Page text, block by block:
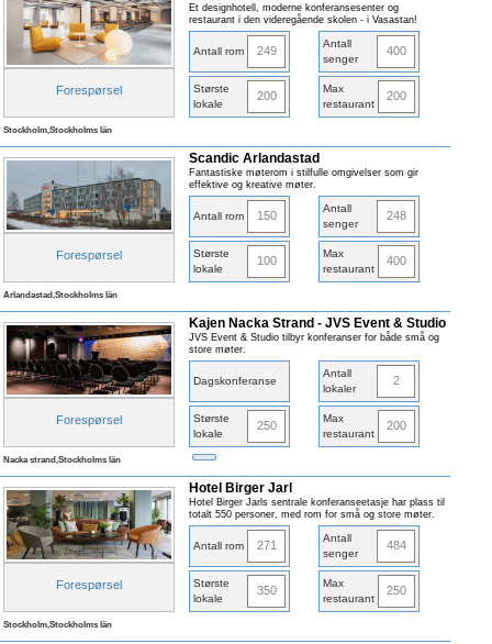
Forespørsel
Et designhotell, moderne konferansesenter og
restaurant i den videregående skolen - i Vasastan!
Antall rom 249
Antall
senger
400
Største
lokale
200
Max
restaurant
200
Stockholm,Stockholms län
Forespørsel
Scandic Arlandastad
Fantastiske møterom i stilfulle omgivelser som gir
effektive og kreative møter.
Antall rom 150
Antall
senger
248
Største
lokale
100
Max
restaurant
400
Arlandastad,Stockholms län
Forespørsel
Kajen Nacka Strand - JVS Event & Studio
JVS Event & Studio tilbyr konferanser for både små og
store møter.
Dagskonferanse
Antall
lokaler
2
Største
lokale
250
Max
restaurant
200
Nacka strand,Stockholms län
Forespørsel
Hotel Birger Jarl
Hotel Birger Jarls sentrale konferanseetasje har plass til
totalt 550 personer, med rom for små og store møter.
Antall rom 271
Antall
senger
484
Største
lokale
350
Max
restaurant
250
Stockholm,Stockholms län